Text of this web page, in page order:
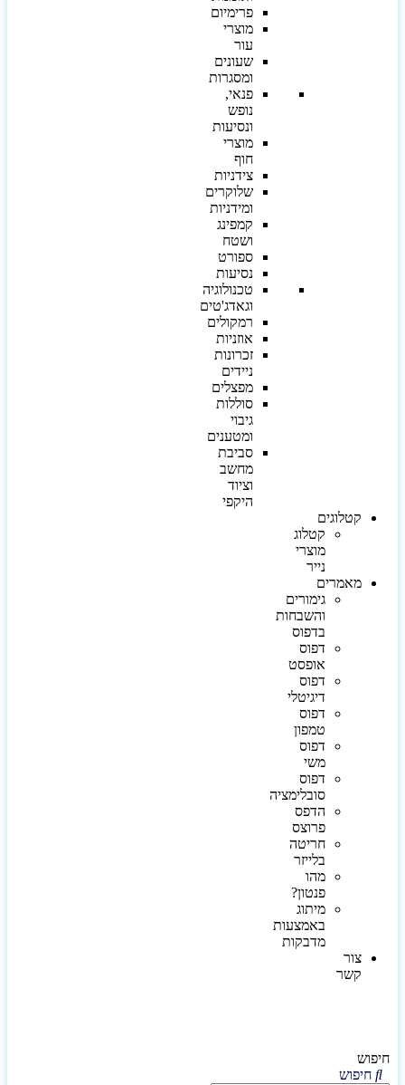
פרימיום
מוצרי
עור
שעונים
ומסגרות
פנאי,
נופש
ונסיעות
מוצרי
חוף
צידניות
שלוקרים
ומידניות
קמפינג
ושטח
ספורט
נסיעות
טכנולוגיה
וגאדג'טים
רמקולים
אוזניות
זכרונות
ניידים
מפצלים
סוללות
גיבוי
ומטענים
סביבת
מחשב
וציוד
היקפי
קטלוגים
קטלוג
מוצרי
נייר
מאמרים
גימורים
והשבחות
בדפוס
דפוס
אופסט
דפוס
דיגיטלי
דפוס
טמפון
דפוס
משי
דפוס
סובלימציה
הדפס
פרוצס
חריטה
בלייזר
מהו
פנטון?
מיתוג
באמצעות
מדבקות
צור
קשר
חיפוש
חיפוש